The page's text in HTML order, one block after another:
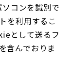
コンを識別で
を利用するこ
として送るフ
含んでおりま